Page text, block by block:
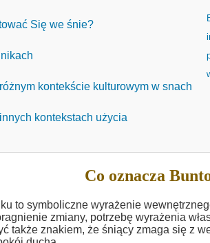
Się we śnie?
kontekście kulturowym w snach
kontekstach użycia
Co oznacza
to symboliczne wyrażenie
zmiany, potrzebę wyrażenia
także znakiem, że śniący zmaga się z